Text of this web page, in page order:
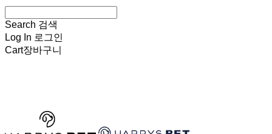
Search 검색
Log In 로그인
Cart장바구니